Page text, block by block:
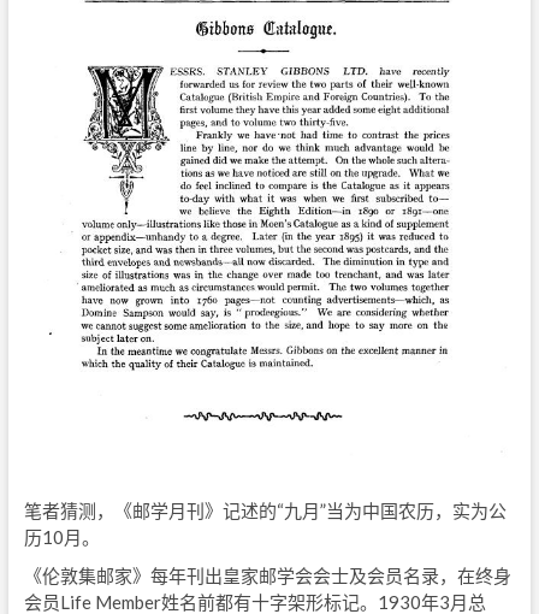
笔者猜测，《邮学月刊》记述的“九月”当为中国农历，实为公
历10月。
《伦敦集邮家》每年刊出皇家邮学会会士及会员名录，在终身
会员Life Member姓名前都有十字架形标记。1930年3月总